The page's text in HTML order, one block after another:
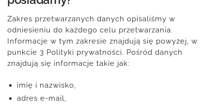
Zakres przetwarzanych danych opisaliśmy w
odniesieniu do każdego celu przetwarzania.
Informacje w tym zakresie znajdują się powyżej, w
punkcie 3 Polityki prywatności. Pośród danych
znajdują się informacje takie jak:
imię i nazwisko,
adres e-mail,